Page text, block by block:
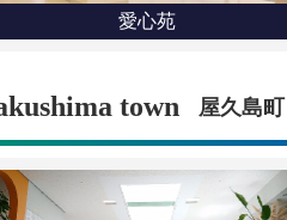
愛心苑
town 屋久島町